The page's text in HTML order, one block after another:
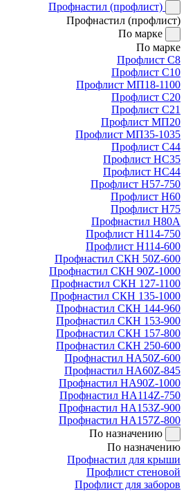
Профнастил (профлист)
Профнастил (профлист)
По марке
По марке
Профлист С8
Профлист С10
Профлист МП18-1100
Профлист С20
Профлист С21
Профлист МП20
Профлист МП35-1035
Профлист С44
Профлист НС35
Профлист НС44
Профлист Н57-750
Профлист Н60
Профлист Н75
Профнастил Н80А
Профлист Н114-750
Профлист Н114-600
Профнастил СКН 50Z-600
Профнастил СКН 90Z-1000
Профнастил СКН 127-1100
Профнастил СКН 135-1000
Профнастил СКН 144-960
Профнастил СКН 153-900
Профнастил СКН 157-800
Профнастил СКН 250-600
Профнастил НА50Z-600
Профнастил НА60Z-845
Профнастил НА90Z-1000
Профнастил НА114Z-750
Профнастил НА153Z-900
Профнастил НА157Z-800
По назначению
По назначению
Профнастил для крыши
Профлист стеновой
Профлист для заборов